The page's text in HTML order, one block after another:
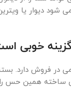
شود دیوار یا
خوبی
در فروش دارد.
ساخته همین حس